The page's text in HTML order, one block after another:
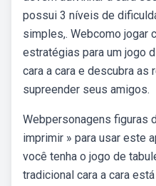
possui 3 níveis de
simples,. Webcomo jogar
estratégias para um jogo
cara a cara e descubra as
supreender seus amigos.
Webpersonagens figuras
imprimir » para usar este
você tenha o jogo de
tradicional cara a cara